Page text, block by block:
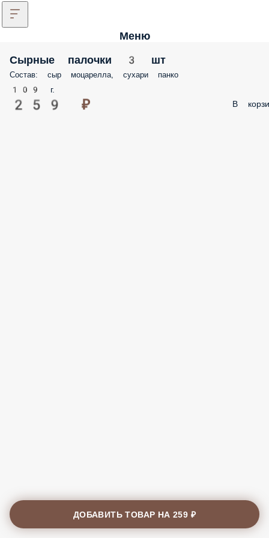
Меню
Сырные палочки 3 шт
Состав: сыр моцарелла, сухари панко
109 г.
259 ₽ В
ДОБАВИТЬ ТОВАР НА259 ₽